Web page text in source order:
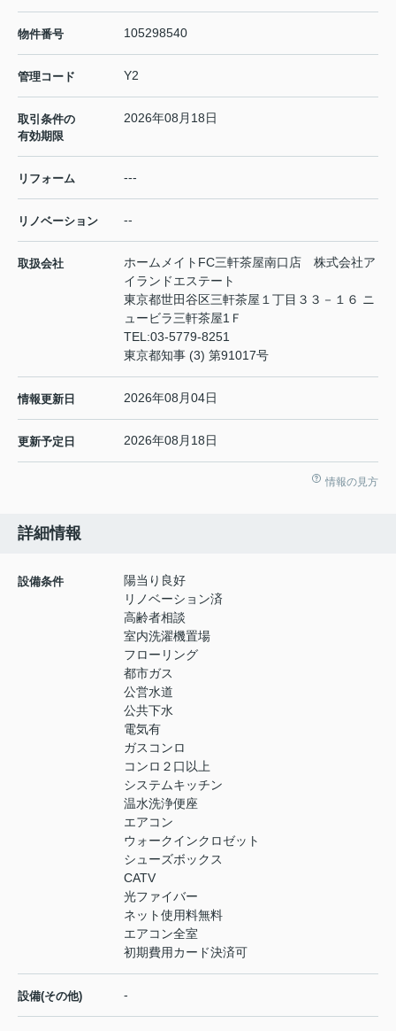
物件番号 105298540
管理コード Y2
取引条件の
有効期限
2026年08月18日
リフォーム ---
リノベーション --
取扱会社
ホームメイトFC三軒茶屋南口店 株式会社ア
イランドエステート
東京都世田谷区三軒茶屋１丁目３３－１６ ニ
ュービラ三軒茶屋1Ｆ
TEL:03-5779-8251
東京都知事 (3) 第91017号
情報更新日 2026年08月04日
更新予定日 2026年08月18日
情報の見方
詳細情報
設備条件
陽当り良好
リノベーション済
高齢者相談
室内洗濯機置場
フローリング
都市ガス
公営水道
公共下水
電気有
ガスコンロ
コンロ２口以上
システムキッチン
温水洗浄便座
エアコン
ウォークインクロゼット
シューズボックス
CATV
光ファイバー
ネット使用料無料
エアコン全室
初期費用カード決済可
設備(その他) -